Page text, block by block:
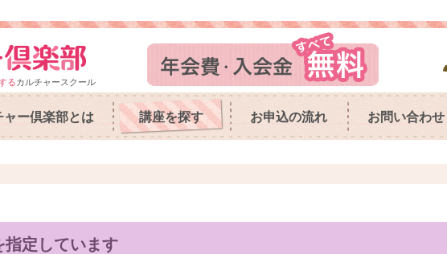
るカルチャースクール
ャー倶楽部とは 講座を探す お申込の流れ お問い合わせ
指定しています